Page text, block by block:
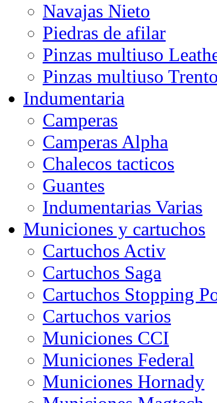
Navajas Nieto
Piedras de afilar
Pinzas multiuso
Pinzas multiuso
Indumentaria
Camperas
Camperas Alpha
Chalecos tacticos
Guantes
Indumentarias Varias
Municiones y cartuchos
Cartuchos Activ
Cartuchos Saga
Cartuchos Stopping
Cartuchos varios
Municiones CCI
Municiones Federal
Municiones Hornady